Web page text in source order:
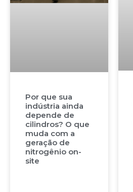
Por que sua
indústria ainda
depende de
cilindros? O que
muda com a
geração de
nitrogênio on-
site